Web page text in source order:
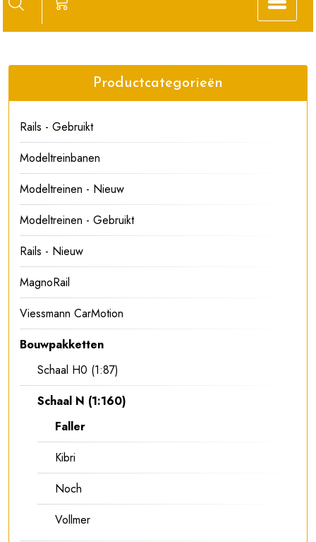
Productcategorieën
Rails - Gebruikt
Modeltreinbanen
Modeltreinen - Nieuw
Modeltreinen - Gebruikt
Rails - Nieuw
MagnoRail
Viessmann CarMotion
Bouwpakketten
Schaal H0 (1:87)
Schaal N (1:160)
Faller
Kibri
Noch
Vollmer